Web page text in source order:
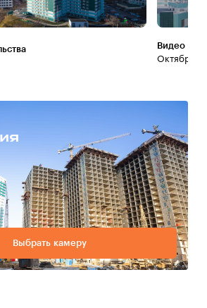
Видео со
Октябрь
Выбрать камеру